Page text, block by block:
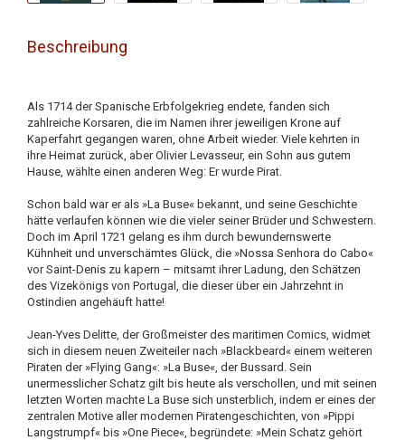
Beschreibung
Als 1714 der Spanische Erbfolgekrieg endete, fanden sich
zahlreiche Korsaren, die im Namen ihrer jeweiligen Krone auf
Kaperfahrt gegangen waren, ohne Arbeit wieder. Viele kehrten in
ihre Heimat zurück, aber Olivier Levasseur, ein Sohn aus gutem
Hause, wählte einen anderen Weg: Er wurde Pirat.
Schon bald war er als »La Buse« bekannt, und seine Geschichte
hätte verlaufen können wie die vieler seiner Brüder und Schwestern.
Doch im April 1721 gelang es ihm durch bewundernswerte
Kühnheit und unverschämtes Glück, die »Nossa Senhora do Cabo«
vor Saint-Denis zu kapern – mitsamt ihrer Ladung, den Schätzen
des Vizekönigs von Portugal, die dieser über ein Jahrzehnt in
Ostindien angehäuft hatte!
Jean-Yves Delitte, der Großmeister des maritimen Comics, widmet
sich in diesem neuen Zweiteiler nach »Blackbeard« einem weiteren
Piraten der »Flying Gang«: »La Buse«, der Bussard. Sein
unermesslicher Schatz gilt bis heute als verschollen, und mit seinen
letzten Worten machte La Buse sich unsterblich, indem er eines der
zentralen Motive aller modernen Piratengeschichten, von »Pippi
Langstrumpf« bis »One Piece«, begründete: »Mein Schatz gehört